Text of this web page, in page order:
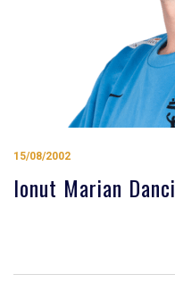
15/08/2002
Ionut Marian Danci